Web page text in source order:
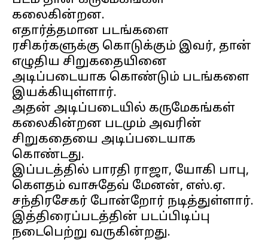
கலைகின்றன.
எதார்த்தமான படங்களை
ரசிகர்களுக்கு கொடுக்கும் இவர், தான்
எழுதிய சிறுகதையினை
அடிப்படையாக கொண்டும் படங்களை
இயக்கியுள்ளார்.
அதன் அடிப்படையில் கருமேகங்கள்
கலைகின்றன படமும் அவரின்
சிறுகதையை அடிப்படையாக
கொண்டது.
இப்படத்தில் பாரதி ராஜா, யோகி பாபு,
கௌதம் வாசுதேவ் மேனன், எஸ்.ஏ.
சந்திரசேகர் போன்றோர் நடித்துள்ளார்.
இத்திரைப்படத்தின் படப்பிடிப்பு